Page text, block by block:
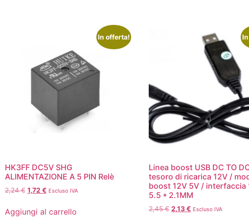
In offerta!
HK3FF DC5V SHG
ALIMENTAZIONE A 5 PIN Relè
2,24€ 1,72 € Escluso IVA
Aggiungi al carrello
Linea boost USB DC TO
tesoro di ricarica 12V /
boost 12V 5V / interfaccia
5.5 * 2.1MM
2,45€ 2,13€ Escluso IVA